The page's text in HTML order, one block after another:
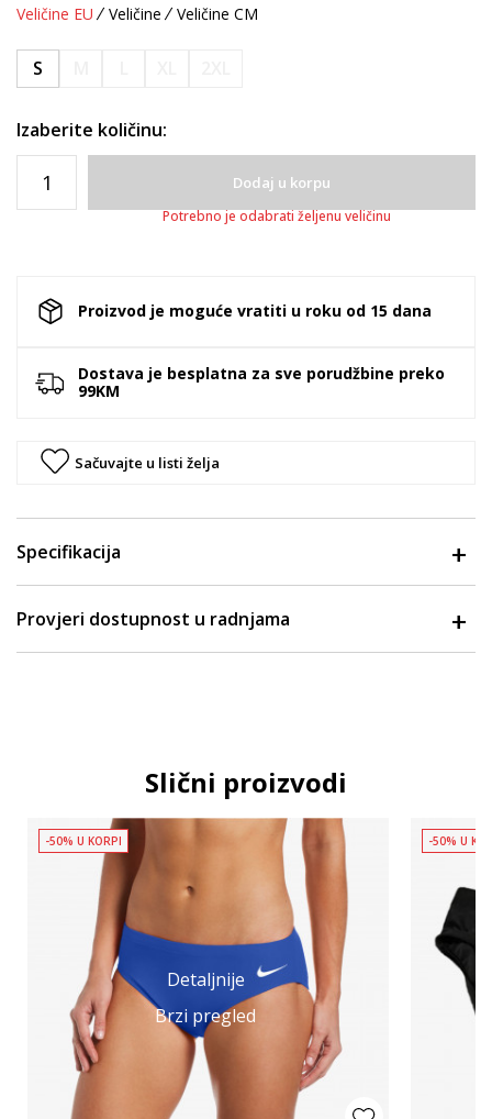
Veličine EU Veličine Veličine CM
S
Izaberite količinu:
Dodaj u korpu
Potrebno je odabrati željenu veličinu
Proizvod je moguće vratiti u roku od 15 dana
Dostava je besplatna za sve porudžbine preko
99KM
Sačuvajte u listi želja
Specifikacija
Provjeri dostupnost u radnjama
Slični proizvodi
Detaljnije
Brzi pregled
-50% U KORPI -50% U